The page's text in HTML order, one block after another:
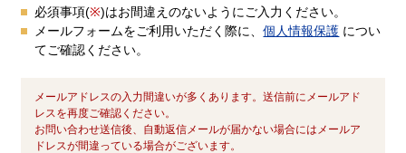
必須事項(※)はお間違えのないようにご入力ください。
メールフォームをご利用いただく際に、個人情報保護 につい
てご確認ください。
メールアドレスの入力間違いが多くあります。送信前にメールアド
レスを再度ご確認ください。
お問い合わせ送信後、自動返信メールが届かない場合にはメールア
ドレスが間違っている場合がございます。